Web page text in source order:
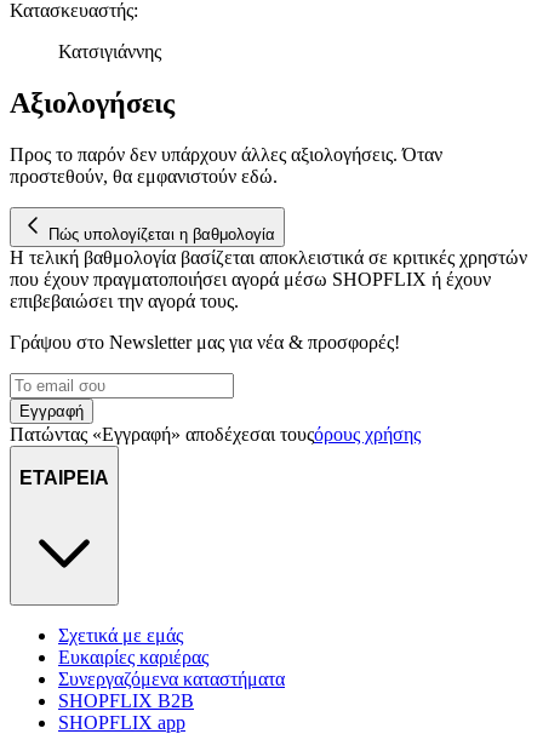
Κατασκευαστής:
Κατσιγιάννης
Αξιολογήσεις
Προς το παρόν δεν υπάρχουν άλλες αξιολογήσεις. Όταν
προστεθούν, θα εμφανιστούν εδώ.
Πώς υπολογίζεται η βαθμολογία
Η τελική βαθμολογία βασίζεται αποκλειστικά σε κριτικές χρηστών
που έχουν πραγματοποιήσει αγορά μέσω SHOPFLIX ή έχουν
επιβεβαιώσει την αγορά τους.
Γράψου στο Νewsletter μας για νέα & προσφορές!
Εγγραφή
Πατώντας «Εγγραφή» αποδέχεσαι τουςόρους χρήσης
ΕΤΑΙΡΕΙΑ
Σχετικά με εμάς
Ευκαιρίες καριέρας
Συνεργαζόμενα καταστήματα
SHOPFLIX B2B
SHOPFLIX app